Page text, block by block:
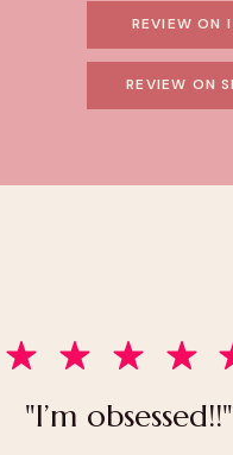
REVIEW ON
REVIEW ON
"I’m obsessed!!"